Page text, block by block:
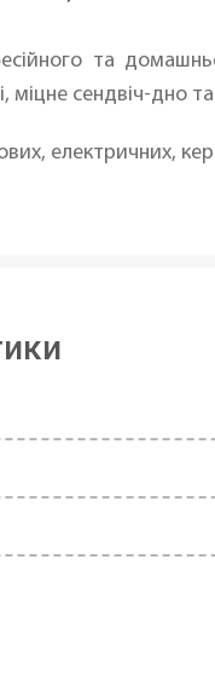
та
міцне сендвіч-дно
електричних,